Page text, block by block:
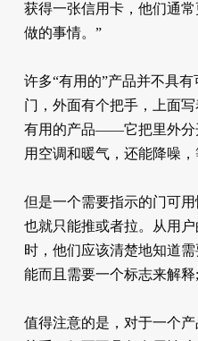
获得一张信用卡，他们通
做的事情。”
许多“有用的”产品并不具
门，外面有个把手，上面
有用的产品——它把里外分
用空调和暖气，还能降噪
但是一个需要指示的门可
也就只能推或者拉。从用
时，他们应该清楚地知道
能而且需要一个标志来解释
值得注意的是，对于一个